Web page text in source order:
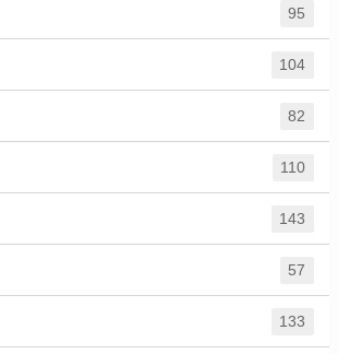
95
104
82
110
143
57
133